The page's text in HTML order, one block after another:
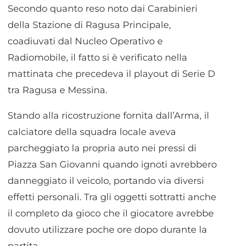
Secondo quanto reso noto dai Carabinieri
della Stazione di Ragusa Principale,
coadiuvati dal Nucleo Operativo e
Radiomobile, il fatto si è verificato nella
mattinata che precedeva il playout di Serie D
tra Ragusa e Messina.
Stando alla ricostruzione fornita dall’Arma, il
calciatore della squadra locale aveva
parcheggiato la propria auto nei pressi di
Piazza San Giovanni quando ignoti avrebbero
danneggiato il veicolo, portando via diversi
effetti personali. Tra gli oggetti sottratti anche
il completo da gioco che il giocatore avrebbe
dovuto utilizzare poche ore dopo durante la